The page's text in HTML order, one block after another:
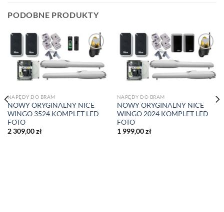
PODOBNE PRODUKTY
Dodaj
do listy
życzeń
NAPĘDY DO BRAM
NOWY ORYGINALNY NICE
WINGO 3524 KOMPLET LED
FOTO
2 309,00zł
Dodaj
do listy
życzeń
NAPĘDY DO BRAM
NOWY ORYGINALNY NICE
WINGO 2024 KOMPLET LED
FOTO
1 999,00zł